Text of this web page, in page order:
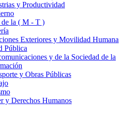
y Productividad
la ( M - T )
Exteriores y Movilidad Humana
Pública
y de la Sociedad de la
y Obras Públicas
y Derechos Humanos